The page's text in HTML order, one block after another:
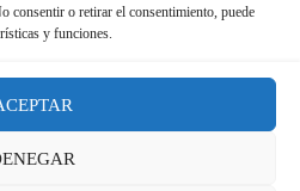
consentir o retirar el consentimiento, puede
y funciones.